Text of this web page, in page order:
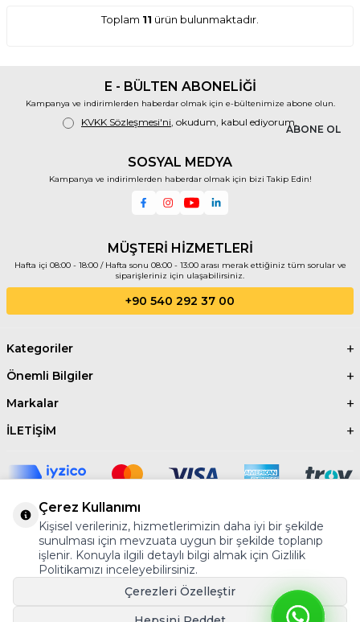
Toplam 11 ürün bulunmaktadır.
E - BÜLTEN ABONELİĞİ
Kampanya ve indirimlerden haberdar olmak için e-bültenimize abone olun.
ABONE OL
KVKK Sözleşmesi'ni , okudum, kabul ediyorum.
SOSYAL MEDYA
Kampanya ve indirimlerden haberdar olmak için bizi Takip Edin!
MÜŞTERİ HİZMETLERİ
Hafta içi 08:00 - 18:00 / Hafta sonu 08:00 - 13:00 arası merak ettiğiniz tüm sorular ve
siparişleriniz için ulaşabilirsiniz.
+90 540 292 37 00
Kategoriler
Önemli Bilgiler
Markalar
İLETİŞİM
©2024 Tüm Hakkı Saklıdır.AYBER
Çerez Kullanımı
Kişisel verileriniz, hizmetlerimizin daha iyi bir şekilde
sunulması için mevzuata uygun bir şekilde toplanıp
işlenir. Konuyla ilgili detaylı bilgi almak için Gizlilik
Politikamızı inceleyebilirsiniz.
Çerezleri Özelleştir